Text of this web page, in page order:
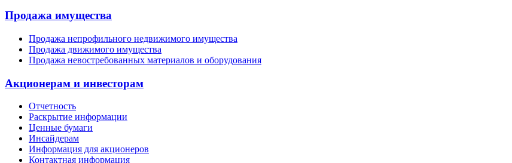
Продажа имущества
Продажа непрофильного недвижимого имущества
Продажа движимого имущества
Продажа невостребованных материалов и оборудования
Акционерам и инвесторам
Отчетность
Раскрытие информации
Ценные бумаги
Инсайдерам
Информация для акционеров
Контактная информация